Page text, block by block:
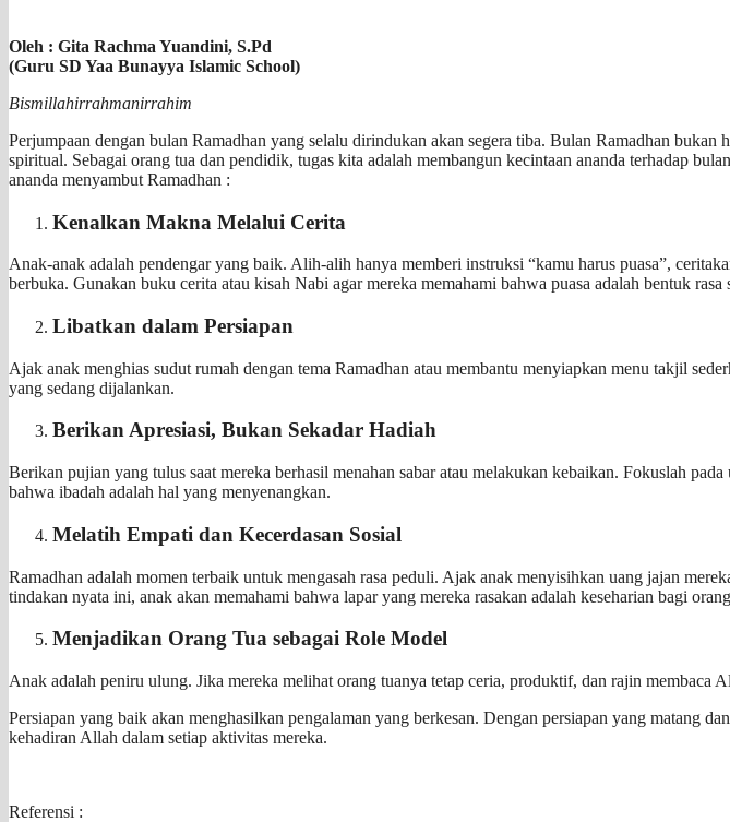
Oleh : Gita Rachma Yuandini, S.Pd
(Guru SD Yaa Bunayya Islamic School)
Bismillahirrahmanirrahim
Perjumpaan dengan bulan Ramadhan yang selalu dirindukan akan segera tiba. Bulan Ramadhan
spiritual. Sebagai orang tua dan pendidik, tugas kita adalah membangun kecintaan ananda terhadap
ananda menyambut Ramadhan :
Kenalkan Makna Melalui Cerita
Anak-anak adalah pendengar yang baik. Alih-alih hanya memberi instruksi “kamu harus puasa”,
berbuka. Gunakan buku cerita atau kisah Nabi agar mereka memahami bahwa puasa adalah bentuk
Libatkan dalam Persiapan
Ajak anak menghias sudut rumah dengan tema Ramadhan atau membantu menyiapkan menu takjil
yang sedang dijalankan.
Berikan Apresiasi, Bukan Sekadar Hadiah
Berikan pujian yang tulus saat mereka berhasil menahan sabar atau melakukan kebaikan. Fokuslah
bahwa ibadah adalah hal yang menyenangkan.
Melatih Empati dan Kecerdasan Sosial
Ramadhan adalah momen terbaik untuk mengasah rasa peduli. Ajak anak menyisihkan uang jajan
tindakan nyata ini, anak akan memahami bahwa lapar yang mereka rasakan adalah keseharian bagi
Menjadikan Orang Tua sebagai Role Model
Anak adalah peniru ulung. Jika mereka melihat orang tuanya tetap ceria, produktif, dan rajin membaca
Persiapan yang baik akan menghasilkan pengalaman yang berkesan. Dengan persiapan yang matang
kehadiran Allah dalam setiap aktivitas mereka.
Referensi :